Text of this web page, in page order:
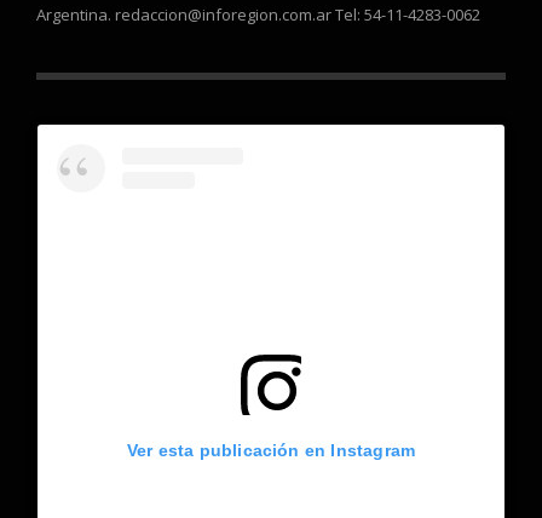
Argentina. redaccion@inforegion.com.ar Tel: 54-11-4283-0062
Ver esta publicación en Instagram